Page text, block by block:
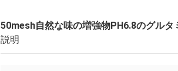
50mesh自然な味の増強物PH6.8のグルタ
説明